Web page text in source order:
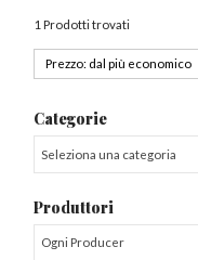
1 Prodotti trovati
Categorie
Seleziona una categoria
Produttori
Ogni Producer